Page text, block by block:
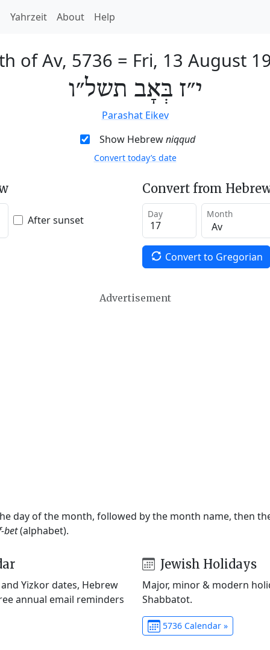
Yahrzeit About Help
of Av, 5736 = Fri, 13 August
י״ז בְּאָב תשל״ו
Parashat Eikev
Show Hebrewniqqud
Convert today’s date
After sunset
Convert from
Day Month
Convert to Gregorian
Advertisement
day of the month, followed by the month name, then
bet(alphabet).
Yizkor dates, Hebrew
annual email reminders
Jewish Holidays
Major, minor & modern
Shabbatot.
5736 Calendar »